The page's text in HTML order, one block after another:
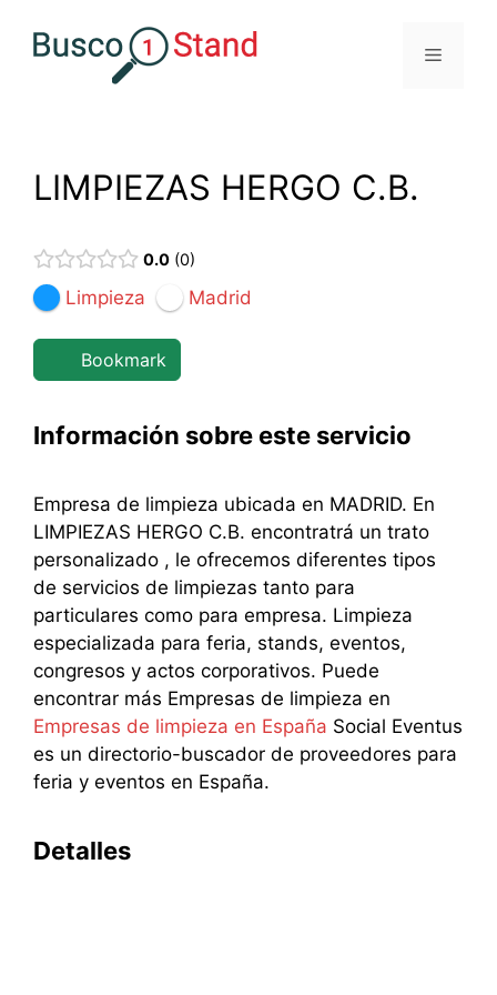
Menú
LIMPIEZAS HERGO C.B.
0.0 0
Limpieza Madrid
Bookmark
Información sobre este servicio
Empresa de limpieza ubicada en MADRID. En
LIMPIEZAS HERGO C.B. encontratrá un trato
personalizado , le ofrecemos diferentes tipos
de servicios de limpiezas tanto para
particulares como para empresa. Limpieza
especializada para feria, stands, eventos,
congresos y actos corporativos. Puede
encontrar más Empresas de limpieza en
Empresas de limpieza en España Social Eventus
es un directorio-buscador de proveedores para
feria y eventos en España.
Detalles